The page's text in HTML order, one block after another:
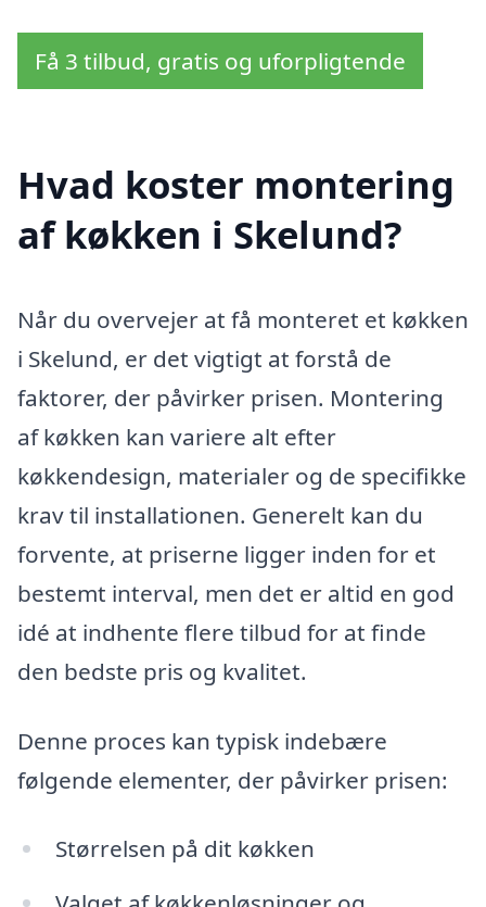
Få 3 tilbud, gratis og uforpligtende
Hvad koster montering
af køkken i Skelund?
Når du overvejer at få monteret et køkken
i Skelund, er det vigtigt at forstå de
faktorer, der påvirker prisen. Montering
af køkken kan variere alt efter
køkkendesign, materialer og de specifikke
krav til installationen. Generelt kan du
forvente, at priserne ligger inden for et
bestemt interval, men det er altid en god
idé at indhente flere tilbud for at finde
den bedste pris og kvalitet.
Denne proces kan typisk indebære
følgende elementer, der påvirker prisen:
Størrelsen på dit køkken